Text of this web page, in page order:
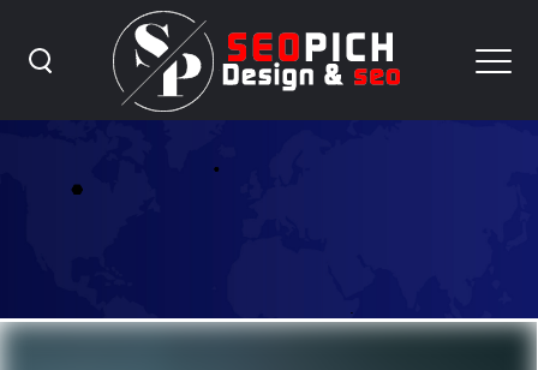
ساخت سایت